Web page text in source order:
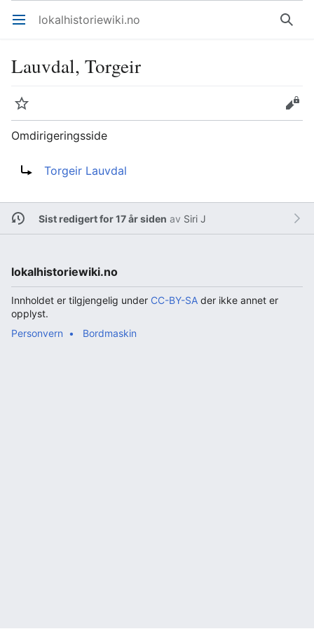
Åpne hovedmenyen lokalhistoriewiki.no Søk
Lauvdal, Torgeir
Overvåk
Rediger
Omdirigeringsside
Torgeir Lauvdal
Sist redigert for 17 år siden av Siri J
lokalhistoriewiki.no
Innholdet er tilgjengelig under CC-BY-SA der ikke annet er
opplyst.
Personvern
Bordmaskin